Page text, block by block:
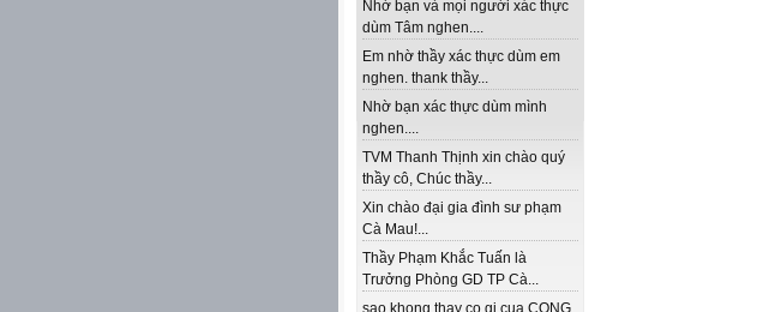
Nhờ bạn và mọi người xác thực
dùm Tâm nghen....
Em nhờ thầy xác thực dùm em
nghen. thank thầy...
Nhờ bạn xác thực dùm mình
nghen....
TVM Thanh Thịnh xin chào quý
thầy cô, Chúc thầy...
Xin chào đại gia đình sư phạm
Cà Mau!...
Thầy Phạm Khắc Tuấn là
Trưởng Phòng GD TP Cà...
sao khong thay co gi cua CONG